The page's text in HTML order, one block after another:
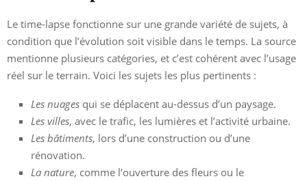
Le time-lapse fonctionne sur une grande variété de sujets, à
condition que l’évolution soit visible dans le temps. La source
mentionne plusieurs catégories, et c’est cohérent avec l’usage
réel sur le terrain. Voici les sujets les plus pertinents :
Les nuages qui se déplacent au-dessus d’un paysage.
Les villes, avec le trafic, les lumières et l’activité urbaine.
Les bâtiments, lors d’une construction ou d’une
rénovation.
La nature, comme l’ouverture des fleurs ou le